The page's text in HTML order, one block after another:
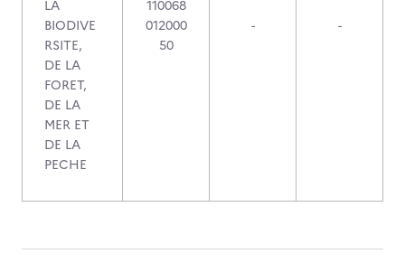
LA
BIODIVE
RSITE,
DE LA
FORET,
DE LA
MER ET
DE LA
PECHE
110068
012000
50
- -